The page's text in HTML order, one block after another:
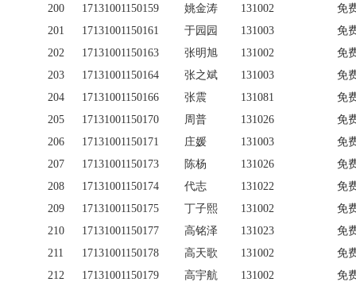
200
17131001150159 姚金涛 131002
免
201
17131001150161 于园园 131003
免
202
17131001150163 张明旭 131002
免
203
17131001150164 张之斌 131003
免
204
17131001150166 张震 131081
免
205
17131001150170 周普 131026
免
206
17131001150171 庄媛 131003
免
207
17131001150173 陈杨 131026
免
208
17131001150174 代志 131022
免
209
17131001150175 丁子熙 131002
免
210
17131001150177 高铭泽 131023
免
211
17131001150178 高天歌 131002
免
212
17131001150179 高宇航 131002
免